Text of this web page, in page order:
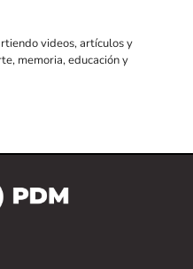
videos, artículos y
memoria, educación y